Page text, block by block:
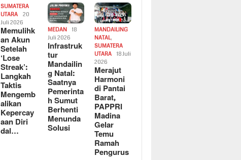
SUMATERA
UTARA
20
Juli 2026
Memulihk
an Akun
Setelah
‘Lose
Streak’:
Langkah
Taktis
Mengemb
alikan
Kepercay
aan Diri
dal…
MEDAN
18
Juli 2026
Infrastruk
tur
Mandailin
g Natal:
Saatnya
Pemerinta
h Sumut
Berhenti
Menunda
Solusi
MANDAILING
NATAL,
SUMATERA
UTARA
18 Juli
2026
Merajut
Harmoni
di Pantai
Barat,
PAPPRI
Madina
Gelar
Temu
Ramah
Pengurus